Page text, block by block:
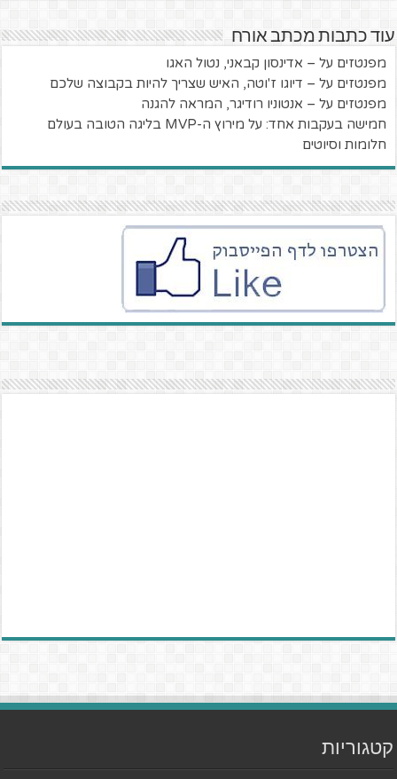
עוד כתבות מכתב אורח
מפנטזים על – אדינסון קבאני, נטול האגו
מפנטזים על – דיוגו ז'וטה, האיש שצריך להיות בקבוצה שלכם
מפנטזים על – אנטוניו רודיגר, המראה להגנה
חמישה בעקבות אחד: על מירוץ ה-MVP בליגה הטובה בעולם
חלומות וסיוטים
קטגוריות